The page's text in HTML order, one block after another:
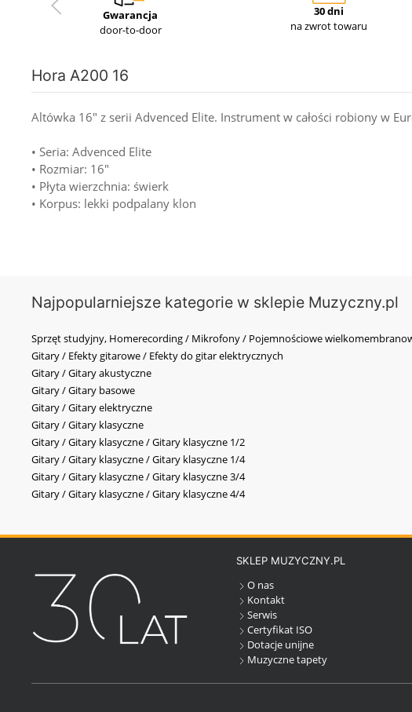
Gwarancja
door-to-door
30 dni
na zwrot towaru
Hora A200 16
Altówka 16" z serii Advenced Elite. Instrument w całości robiony w
• Seria: Advenced Elite
• Rozmiar: 16"
• Płyta wierzchnia: świerk
• Korpus: lekki podpalany klon
Najpopularniejsze kategorie w sklepie Muzyczny.pl
Sprzęt studyjny, Homerecording / Mikrofony / Pojemnościowe
Gitary / Efekty gitarowe / Efekty do gitar elektrycznych
Gitary / Gitary akustyczne
Gitary / Gitary basowe
Gitary / Gitary elektryczne
Gitary / Gitary klasyczne
Gitary / Gitary klasyczne / Gitary klasyczne 1/2
Gitary / Gitary klasyczne / Gitary klasyczne 1/4
Gitary / Gitary klasyczne / Gitary klasyczne 3/4
Gitary / Gitary klasyczne / Gitary klasyczne 4/4
SKLEP MUZYCZNY.PL
O nas
Kontakt
Serwis
Certyfikat ISO
Dotacje unijne
Muzyczne tapety